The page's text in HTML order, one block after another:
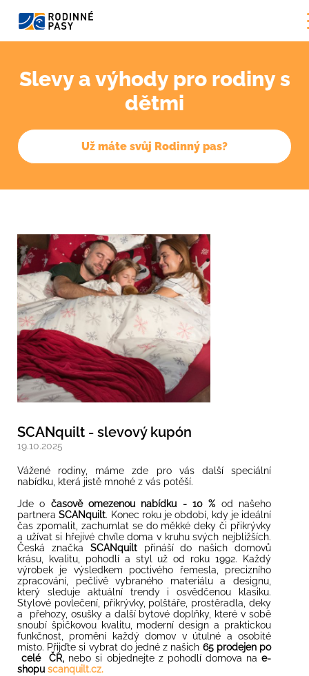
Slevy a výhody pro rodiny s
dětmi
Už máte svůj Rodinný pas?
SCANquilt - slevový kupón
19.10.2025
Vážené rodiny, máme zde pro vás další speciální
nabídku, která jistě mnohé z vás potěší.
Jde o časově omezenou nabídku - 10 % od našeho
partneraSCANquilt. Konec roku je období, kdy je ideální
čas zpomalit, zachumlat se do měkké deky či přikrývky
a užívat si hřejivé chvíle doma v kruhu svých nejbližších.
Česká značka
SCANquiltpřináší do našich domovů
krásu, kvalitu, pohodlí a styl už od roku 1992. Každý
výrobek je výsledkem poctivého řemesla, precizního
zpracování, pečlivě vybraného materiálu a designu,
který sleduje aktuální trendy i osvědčenou klasiku.
Stylové povlečení, přikrývky, polštáře, prostěradla, deky
a přehozy, osušky a další bytové doplňky, které v sobě
snoubí špičkovou kvalitu, moderní design a praktickou
funkčnost, promění každý domov v útulné a osobité
místo. Přijďte si vybrat do jedné z našich 65 prodejen po
celé ČR, nebo si objednejte z pohodlí domova nae-
shopuscanquilt.cz.